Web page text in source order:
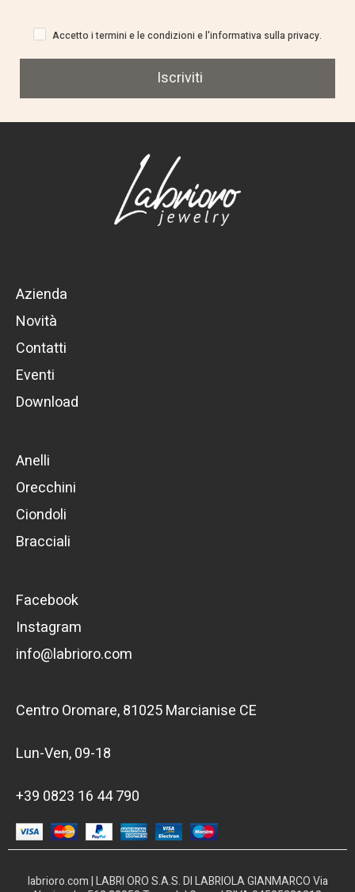
Iscriviti
Accetto i termini e le condizioni e l'informativa sulla privacy.
Azienda
Novità
Contatti
Eventi
Download
Anelli
Orecchini
Ciondoli
Bracciali
Facebook
Instagram
info@labrioro.com
Centro Oromare, 81025 Marcianise CE
Lun-Ven, 09-18
+39 0823 16 44 790
labrioro.com | LABRI ORO S.A.S. DI LABRIOLA GIANMARCO Via